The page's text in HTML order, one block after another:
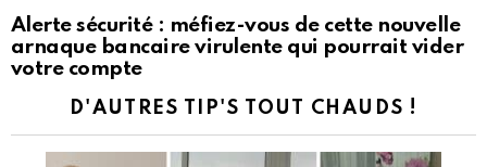
Alerte sécurité : méfiez-vous de cette nouvelle
arnaque bancaire virulente qui pourrait vider
votre compte
D'AUTRES TIP'S TOUT CHAUDS !